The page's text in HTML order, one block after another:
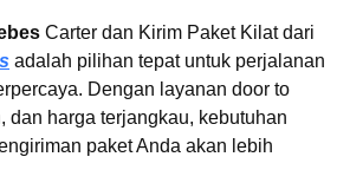
Carter dan Kirim Paket Kilat dari
adalah pilihan tepat untuk perjalanan
Dengan layanan door to
dan harga terjangkau, kebutuhan
paket Anda akan lebih